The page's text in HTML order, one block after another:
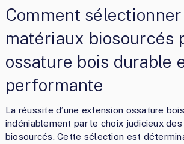
Comment
matériaux biosourcés
ossature bois durable
performante
La réussite d’une extension ossature
indéniablement par le choix judicieux
biosourcés. Cette sélection est